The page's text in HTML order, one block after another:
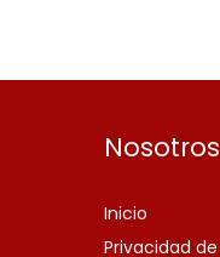
Nosotros
Inicio
Privacidad de